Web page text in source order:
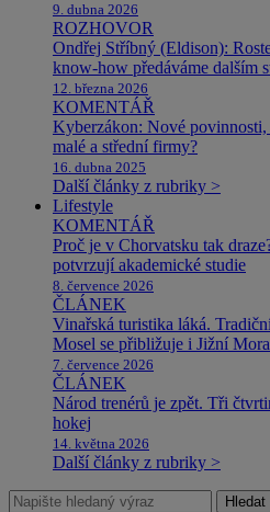
9. dubna 2026
ROZHOVOR
Ondřej Stříbný (Eldison):
know-how předáváme dalším
12. března 2026
KOMENTÁŘ
Kyberzákon: Nové
malé a střední firmy?
16. dubna 2025
Další články z rubriky >
Lifestyle
KOMENTÁŘ
Proč je v Chorvatsku tak
potvrzují akademické studie
8. července 2026
ČLÁNEK
Vinařská turistika láká.
Mosel se přibližuje i Jižní
7. července 2026
ČLÁNEK
Národ trenérů je zpět. Tři
hokej
14. května 2026
Další články z rubriky >
Hledat